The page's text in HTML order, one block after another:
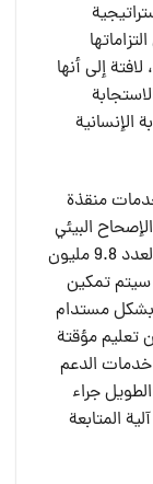
إلى أنها
الإنسانية
منقذة
البيئي
والتعليم وحماية الطفل والحماية الاجتماعية لعدد 9.8 مليون
حين سيتم تمكين
بشكل مستدام
تعليم مؤقتة
خدمات الدعم
جراء
المتابعة